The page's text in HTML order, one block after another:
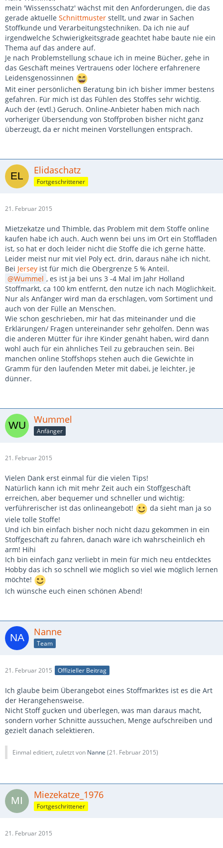
mein 'Wissensschatz' wächst mit den Anforderungen, die das
gerade aktuelle Schnittmuster stellt, und zwar in Sachen
Stoffkunde und Verarbeitungstechniken. Da ich nie auf
irgendwelche Schwierigkeitsgrade geachtet habe baute nie ein
Thema auf das andere auf.
Je nach Problemstellung schaue ich in meine Bücher, gehe in
das Geschäft meines Vertrauens oder löchere erfahrenere
Leidensgenossinnen
Mit einer persönlichen Beratung bin ich bisher immer bestens
gefahren. Für mich ist das Fühlen des Stoffes sehr wichtig.
Auch der (evtl.) Geruch. Online-Anbieter haben mich nach
vorheriger Übersendung von Stoffproben bisher nicht ganz
überzeugt, da er nicht meinen Vorstellungen entsprach.
Elidaschatz
Fortgeschrittener
21. Februar 2015
Mietzekatze und Thimble, das Problem mit dem Stoffe online
kaufen habe ich auch. Auch wenn bei uns im Ort ein Stoffladen
ist, so hat er doch leider nicht die Stoffe die ich gerne hätte.
Leider meist nur mit viel Poly ect. drin, daraus nähe ich nicht.
Bei Jersey ist für mich die Obergrenze 5 % Anteil.
Wummel , es ist ja bei uns 3 -4 Mal im Jahr Holland
Stoffmarkt, ca 100 km entfernt, den nutze ich nach Möglichkeit.
Nur als Anfänger wird man da erschlagen, vom Sortiment und
auch von der Fülle an Menschen.
Wie schon geschrieben, mir hat das miteinander und die
Erklärungen/ Fragen untereinander sehr geholfen. Denn was
die anderen Mütter für ihre Kinder genäht haben, wird dann
wohl auch für ein ähnliches Teil zu gebrauchen sein. Bei
manchen online Stoffshops stehen auch die Gewichte in
Gramm für den laufenden Meter mit dabei, je leichter, je
dünner.
Wummel
Anfänger
21. Februar 2015
Vielen Dank erst einmal für die vielen Tips!
Natürlich kann ich mit mehr Zeit auch ein Stoffgeschäft
erreichen, aber bequemer und schneller und wichtig:
verführerischer ist das onlineangebot!
da sieht man ja so
viele tolle Stoffe!
Und ich bin einfach bisher noch nicht dazu gekommen in ein
Stoffgeschäft zu fahren, danach wäre ich wahrscheinlich eh
arm! Hihi
Ich bin einfach ganz verliebt in mein für mich neu entdecktes
Hobby das ich so schnell wie möglich so viel wie möglich lernen
möchte!
Ich wünsche euch einen schönen Abend!
Nanne
Team
21. Februar 2015 Offizieller Beitrag
Ich glaube beim Überangebot eines Stoffmarktes ist es die Art
der Herangehensweise.
Nicht Stoff gucken und überlegen, was man daraus macht,
sondern vorher Schnitte aussuchen, Menge aufschreiben und
gezielt danach selektieren.
Einmal editiert, zuletzt von Nanne (21. Februar 2015)
Miezekatze_1976
Fortgeschrittener
21. Februar 2015